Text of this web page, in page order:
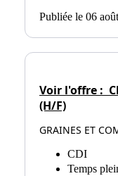
Publiée le 06
Voir l'offre :
(H/F)
GRAINES ET
CDI
Temps